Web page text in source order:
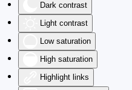
Dark contrast
Light contrast
Low saturation
High saturation
Highlight links